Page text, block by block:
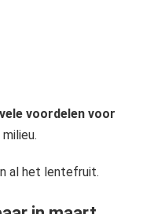
voordelen voor
al het lentefruit.